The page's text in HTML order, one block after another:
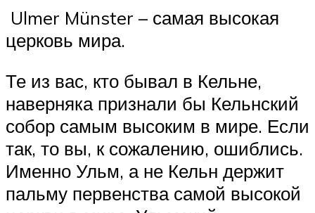
Ulmer Münster – самая высокая
церковь мира.
Те из вас, кто бывал в Кельне,
наверняка признали бы Кельнский
собор самым высоким в мире. Если
так, то вы, к сожалению, ошиблись.
Именно Ульм, а не Кельн держит
пальму первенства самой высокой